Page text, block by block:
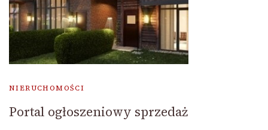
NIERUCHOMOŚCI
Portal ogłoszeniowy sprzedaż